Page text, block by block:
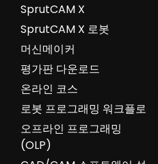
SprutCAM X
SprutCAM X 로봇
머신메이커
평가판 다운로드
온라인 코스
로봇 프로그래밍 워크플로
오프라인 프로그래밍
(OLP)